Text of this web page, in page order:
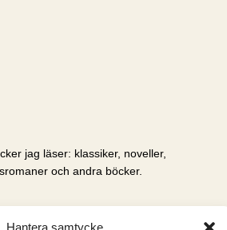
Hantera samtycke
jag läser: klassiker, noveller,
och andra böcker.